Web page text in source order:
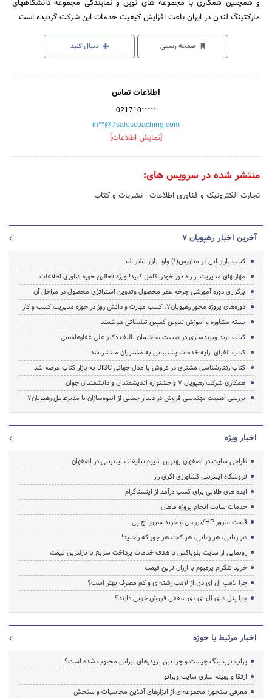
و همچنین همکاری با مجموعه های نوین و نمایندگی مجموعه دانشگاههای
مارکتینگ لندن در ایران باعث افزایش کیفیت خدمات این شرکت گردیده است
صفحه رسمی دنبال کنید
اطلاعات تماس
021710*****
in**@7salescoaching.com
[نمایش اطلاعات]
منتشر شده در سرویس های:
تجارت الکترونیک و فناوری اطلاعات | نشریات و کتاب
آخرین اخبار رهپویان 7
کتاب بازاریابی در متاورس(1) وارد بازار نشر شد
مهارتهای مدیریت از راه دور خودرا کامل کنید! ویژه فعالین حوزه فناوری اطلاعات
برگزاری دوره آموزشی چرخه عمر محصول وتدوین استراتژی محصول در مراحل آن
دوره‌های پروژه محور رهپویان7، کسب مهارت و دانش روز در حوزه مدیریت کسب و کار
بسته مشاوره و آموزش تدوین کمپین تبلیغاتی هوشمند
کتاب برند وبرند‌سازی در صنعت ساختمان تالیف دکتر علی غفارهاشمی
کتاب الفبای ارایه خدمات پشتیبانی به مشتریان منتشر شد
کتاب رفتارشناسی مشتری در فروش با مدل جهانی DISC به بازار کتاب عرضه شد
همکاری شرکت رهپویان 7 و جشنواره اندیشمندان و دانشمندان جوان
بررسی اهمیت مهندسی فروش در دیدار جمعی از انبوه‌سازان با مدیرعامل رهپویان7
اخبار ویژه
طراحی سایت در اصفهان بهترین شیوه تبلیغات اینترنتی در اصفهان
فروشگاه اینترنتی کشاورزی اگری راز
ایده های طلایی برای کسب درآمد از اینستاگرام
خدمات سایت انجام پروژه ماهان
قیمت سرور HP/بررسی و خرید سرور اچ پی
هر زبانی، هر زمانی، هر کجا، هر جور که راحتید!
رونمایی از سایت بلوباکس با هدف خدمات پرداخت سریع با نازلترین قیمت
خرید تلگرام پرمیوم با ارزان ترین قیمت
چرا لامپ ال ای دی از لامپ رشته‌ای و کم مصرف بهتر است؟
چرا پنل های ال ای دی سقفی فروش خوبی دارند؟
اخبار مرتبط با حوزه
پراپ تریدینگ چیست و چرا بین تریدرهای ایرانی محبوب شده است؟
ارتقا و بهینه سازی سایت وبرانو
معرفی سنجور؛ مجموعه‌ای از ابزارهای آنلاین محاسبات و سنجش